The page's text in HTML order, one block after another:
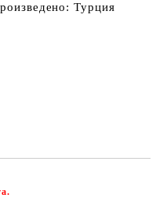
Турция